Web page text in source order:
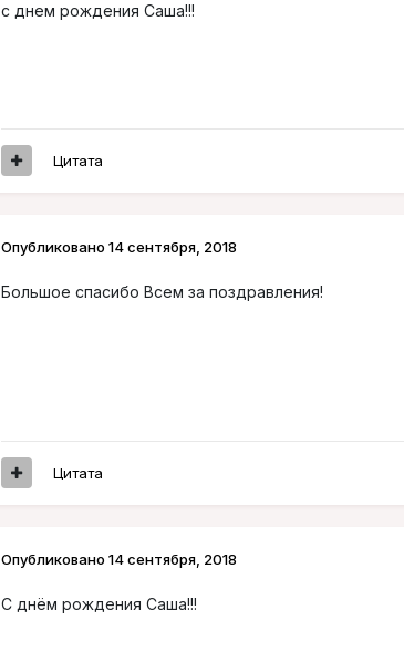
с днем рождения Саша!!!
Цитата
Опубликовано 14 сентября, 2018
Большое спасибо Всем за поздравления!
Цитата
Опубликовано 14 сентября, 2018
С днём рождения Саша!!!